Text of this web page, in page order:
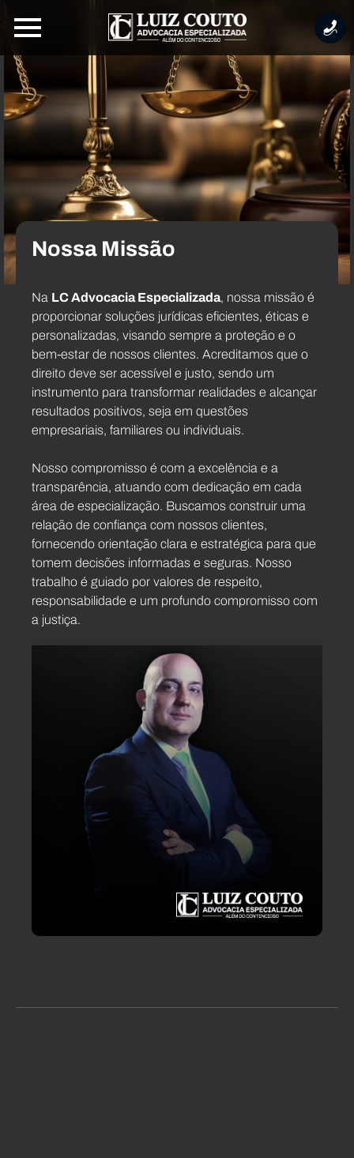
Nossa Missão
Na LC Advocacia Especializada, nossa missão é
proporcionar soluções jurídicas eficientes, éticas e
personalizadas, visando sempre a proteção e o
bem-estar de nossos clientes. Acreditamos que o
direito deve ser acessível e justo, sendo um
instrumento para transformar realidades e alcançar
resultados positivos, seja em questões
empresariais, familiares ou individuais.
Nosso compromisso é com a excelência e a
transparência, atuando com dedicação em cada
área de especialização. Buscamos construir uma
relação de confiança com nossos clientes,
fornecendo orientação clara e estratégica para que
tomem decisões informadas e seguras. Nosso
trabalho é guiado por valores de respeito,
responsabilidade e um profundo compromisso com
a justiça.